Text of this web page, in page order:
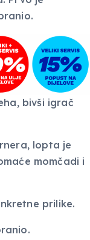
bivši igrač
lopta je
momčadi i
prilike.